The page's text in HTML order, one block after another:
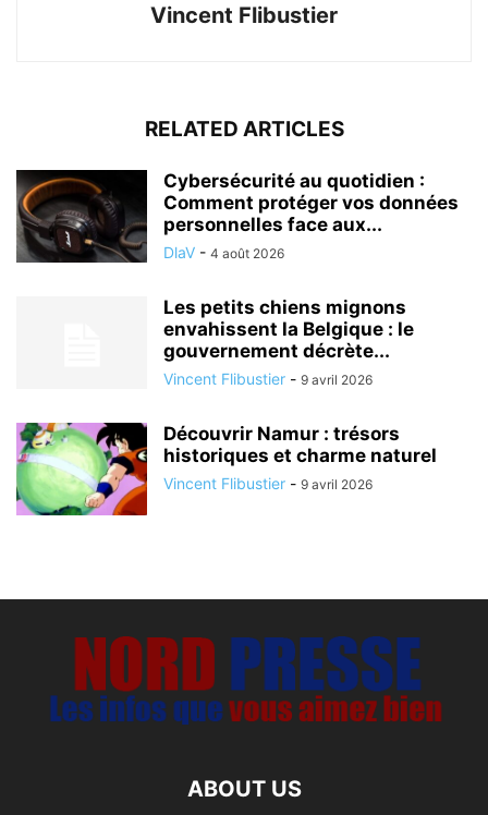
Vincent Flibustier
RELATED ARTICLES
Cybersécurité au quotidien :
Comment protéger vos données
personnelles face aux...
DlaV - 4 août 2026
Les petits chiens mignons
envahissent la Belgique : le
gouvernement décrète...
Vincent Flibustier - 9 avril 2026
Découvrir Namur : trésors
historiques et charme naturel
Vincent Flibustier - 9 avril 2026
ABOUT US